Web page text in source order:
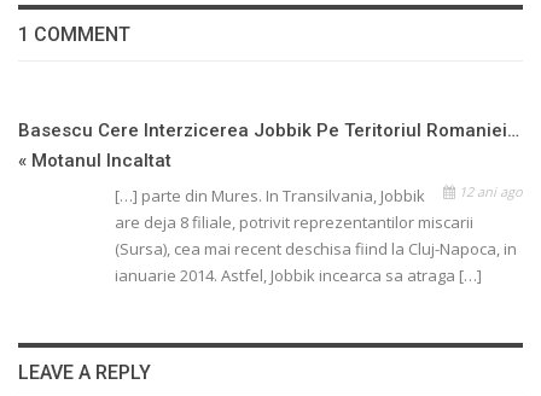
1 COMMENT
Basescu Cere Interzicerea Jobbik Pe Teritoriul Romaniei…
« Motanul Incaltat
12 ani ago
[…] parte din Mures. In Transilvania, Jobbik
are deja 8 filiale, potrivit reprezentantilor miscarii
(Sursa), cea mai recent deschisa fiind la Cluj-Napoca, in
ianuarie 2014. Astfel, Jobbik incearca sa atraga […]
LEAVE A REPLY